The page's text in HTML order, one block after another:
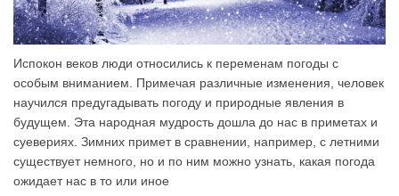
Испокон веков люди относились к переменам погоды с
особым вниманием. Примечая различные изменения, человек
научился предугадывать погоду и природные явления в
будущем. Эта народная мудрость дошла до нас в приметах и
суевериях. Зимних примет в сравнении, например, с летними
существует немного, но и по ним можно узнать, какая погода
ожидает нас в то или иное